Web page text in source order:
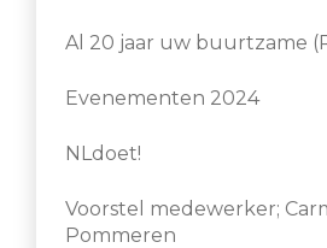
Al 20 jaar uw buurtzame
Evenementen 2024
NLdoet!
Voorstel medewerker;
Pommeren